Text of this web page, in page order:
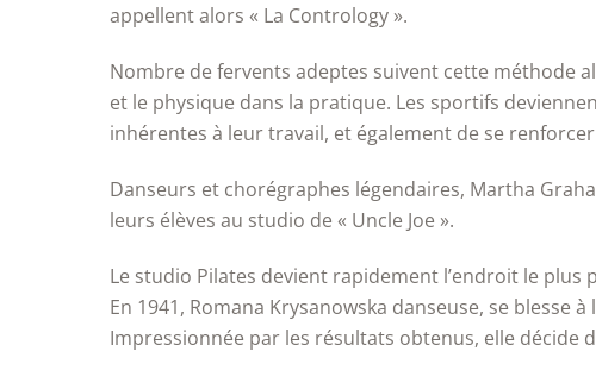
appellent alors « La Contrology ».
Nombre de fervents adeptes suivent cette méthode
et le physique dans la pratique. Les sportifs
inhérentes à leur travail, et également de se
Danseurs et chorégraphes légendaires, Martha
leurs élèves au studio de « Uncle Joe ».
Le studio Pilates devient rapidement l’endroit le
En 1941, Romana Krysanowska danseuse, se blesse
Impressionnée par les résultats obtenus, elle décide